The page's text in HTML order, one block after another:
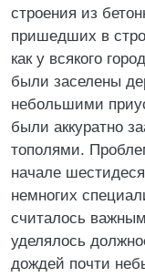
строения из
пришедших в
как у всякого
были заселены
небольшими
были аккуратно
тополями.
начале
немногих
считалось
уделялось
дождей почти